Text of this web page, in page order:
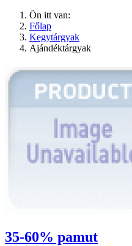
Ön itt van:
Főlap
Kegytárgyak
Ajándéktárgyak
35-60% pamut